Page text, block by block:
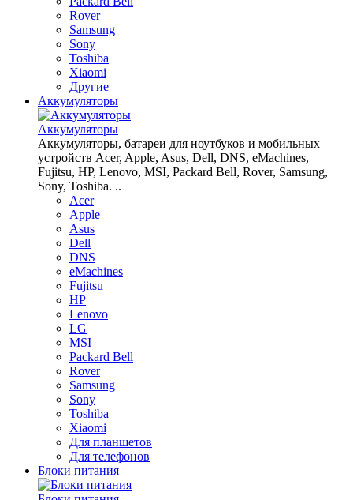
Rover
Samsung
Sony
Toshiba
Xiaomi
Другие
Аккумуляторы
Аккумуляторы
Аккумуляторы, батареи для ноутбуков и мобильных
устройств Acer, Apple, Asus, Dell, DNS, eMachines,
Fujitsu, HP, Lenovo, MSI, Packard Bell, Rover, Samsung,
Sony, Toshiba. ..
Acer
Apple
Asus
Dell
DNS
eMachines
Fujitsu
HP
Lenovo
LG
MSI
Packard Bell
Rover
Samsung
Sony
Toshiba
Xiaomi
Для планшетов
Для телефонов
Блоки питания